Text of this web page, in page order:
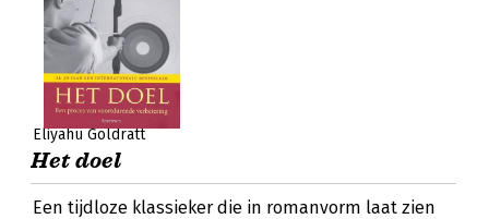
Eliyahu Goldratt
Het doel
Een tijdloze klassieker die in romanvorm laat zien